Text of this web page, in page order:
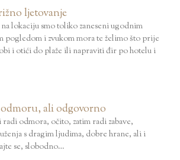
ljetovanje
lokaciju smo toliko zaneseni ugodnim
pogledom i zvukom mora te želimo što prije
i otići do plaže ili napraviti đir po hotelu i
odmoru, ali odgovorno
odmora, očito, zatim radi zabave,
s dragim ljudima, dobre hrane, ali i
se, slobodno…